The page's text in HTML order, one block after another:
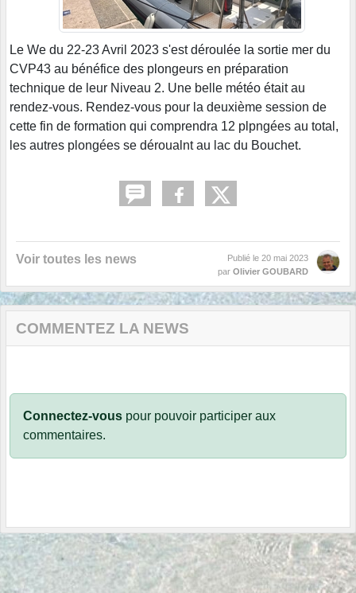
Le We du 22-23 Avril 2023 s'est déroulée la sortie mer du
CVP43 au bénéfice des plongeurs en préparation
technique de leur Niveau 2. Une belle météo était au
rendez-vous. Rendez-vous pour la deuxième session de
cette fin de formation qui comprendra 12 plpngées au total,
les autres plongées se déroualnt au lac du Bouchet.
Voir toutes les news Publié le 20 mai 2023
par Olivier GOUBARD
COMMENTEZ LA NEWS
Connectez-vous pour pouvoir participer aux
commentaires.